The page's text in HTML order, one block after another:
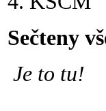
Sečteny
Je to tu!